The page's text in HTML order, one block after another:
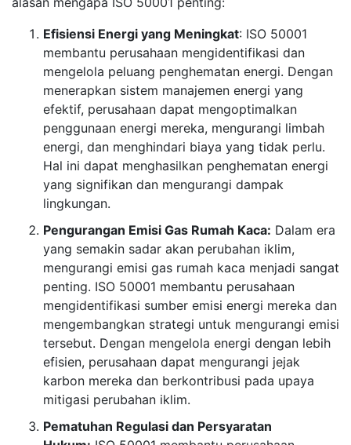
Efisiensi Energi yang Meningkat: ISO 50001
membantu perusahaan mengidentifikasi dan
mengelola peluang penghematan energi. Dengan
menerapkan sistem manajemen energi yang
efektif, perusahaan dapat mengoptimalkan
penggunaan energi mereka, mengurangi limbah
energi, dan menghindari biaya yang tidak perlu.
Hal ini dapat menghasilkan penghematan energi
yang signifikan dan mengurangi dampak
lingkungan.
Pengurangan Emisi Gas Rumah Kaca: Dalam era
yang semakin sadar akan perubahan iklim,
mengurangi emisi gas rumah kaca menjadi sangat
penting. ISO 50001 membantu perusahaan
mengidentifikasi sumber emisi energi mereka dan
mengembangkan strategi untuk mengurangi emisi
tersebut. Dengan mengelola energi dengan lebih
efisien, perusahaan dapat mengurangi jejak
karbon mereka dan berkontribusi pada upaya
mitigasi perubahan iklim.
Pematuhan Regulasi dan Persyaratan